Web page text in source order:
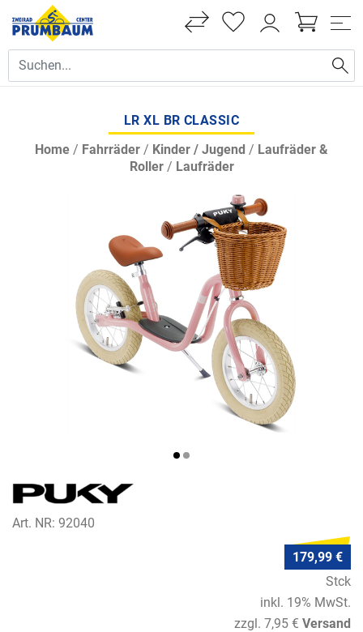
LR XL BR CLASSIC
Home / Fahrräder / Kinder / Jugend / Laufräder &
Roller/ Laufräder
Art. NR: 92040
179,99 €
Stck
inkl. 19% MwSt.
zzgl. 7,95 € Versand